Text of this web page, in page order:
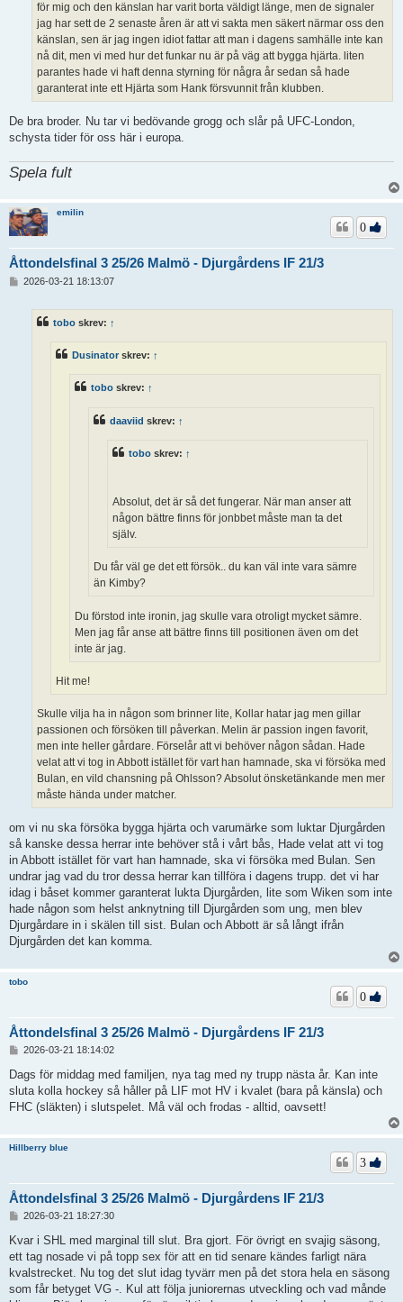
för mig och den känslan har varit borta väldigt länge, men de signaler
jag har sett de 2 senaste åren är att vi sakta men säkert närmar oss den
känslan, sen är jag ingen idiot fattar att man i dagens samhälle inte kan
nå dit, men vi med hur det funkar nu är på väg att bygga hjärta. liten
parantes hade vi haft denna styrning för några år sedan så hade
garanterat inte ett Hjärta som Hank försvunnit från klubben.
De bra broder. Nu tar vi bedövande grogg och slår på UFC-London,
schysta tider för oss här i europa.
Spela fult
emilin
Åttondelsfinal 3 25/26 Malmö - Djurgårdens IF 21/3
0
2026-03-21 18:13:07
tobo skrev: ↑
Dusinatorskrev: ↑
tobo skrev: ↑
daaviid skrev: ↑
tobo skrev: ↑
Absolut, det är så det fungerar. När man anser att
någon bättre finns för jonbbet måste man ta det
själv.
Du får väl ge det ett försök.. du kan väl inte vara sämre
än Kimby?
Du förstod inte ironin, jag skulle vara otroligt mycket sämre.
Men jag får anse att bättre finns till positionen även om det
inte är jag.
Hit me!
Skulle vilja ha in någon som brinner lite, Kollar hatar jag men gillar
passionen och försöken till påverkan. Melin är passion ingen favorit,
men inte heller gårdare. Förselår att vi behöver någon sådan. Hade
velat att vi tog in Abbott istället för vart han hamnade, ska vi försöka med
Bulan, en vild chansning på Ohlsson? Absolut önsketänkande men mer
måste hända under matcher.
om vi nu ska försöka bygga hjärta och varumärke som luktar Djurgården
så kanske dessa herrar inte behöver stå i vårt bås, Hade velat att vi tog
in Abbott istället för vart han hamnade, ska vi försöka med Bulan. Sen
undrar jag vad du tror dessa herrar kan tillföra i dagens trupp. det vi har
idag i båset kommer garanterat lukta Djurgården, lite som Wiken som inte
hade någon som helst anknytning till Djurgården som ung, men blev
Djurgårdare in i skälen till sist. Bulan och Abbott är så långt ifrån
Djurgården det kan komma.
tobo
Åttondelsfinal 3 25/26 Malmö - Djurgårdens IF 21/3
0
l
ä
g
g
2026-03-21 18:14:02
Dags för middag med familjen, nya tag med ny trupp nästa år. Kan inte
sluta kolla hockey så håller på LIF mot HV i kvalet (bara på känsla) och
FHC (släkten) i slutspelet. Må väl och frodas - alltid, oavsett!
Hillberry blue
Åttondelsfinal 3 25/26 Malmö - Djurgårdens IF 21/3
3
l
g
g
2026-03-21 18:27:30
Kvar i SHL med marginal till slut. Bra gjort. För övrigt en svajig säsong,
ett tag nosade vi på topp sex för att en tid senare kändes farligt nära
kvalstrecket. Nu tog det slut idag tyvärr men på det stora hela en säsong
som får betyget VG -. Kul att följa juniorernas utveckling och vad månde